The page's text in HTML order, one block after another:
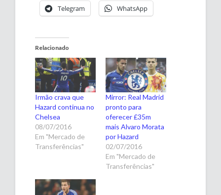
Telegram WhatsApp
Relacionado
Irmão crava que
Hazard continua no
Chelsea
08/07/2016
Em "Mercado de
Transferências"
Mirror: Real Madrid
pronto para
oferecer £35m
mais Alvaro Morata
por Hazard
02/07/2016
Em "Mercado de
Transferências"